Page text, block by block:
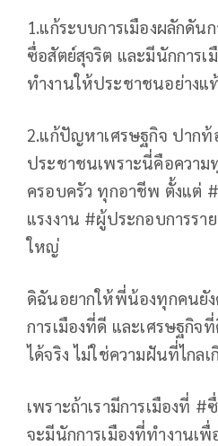
1.แก้ระบบการเมืองผลักดัน
ซื่อสัตย์สุจริต และมีนักการเ
ทำงานให้ประชาชนอย่างแ
2.แก้ปัญหาเศรษฐกิจ ปาก
ประชาชนเพราะนี่คือควา
ครอบครัว ทุกอาชีพ ตั้งแต่
แรงงาน #ผู้ประกอบการรา
ใหญ่
ดิฉันอยากให้พี่น้องทุกคนยัง
การเมืองที่ดี และเศรษฐกิจ
ได้จริง ไม่ใช่ความฝันที่ไกลเ
เพราะถ้าเรามีการเมืองที่ #
จะมีนักการเมืองที่ทำงานเ